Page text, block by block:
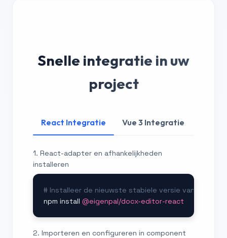
Snelle integratie in uw
project
React Integratie Vue 3 Integratie
1. React-adapter en afhankelijkheden
installeren
# Installeer de nieuwste stabiele versie van de
npm install @eigenpal/docx-editor-react
2. Importeren en configureren in component